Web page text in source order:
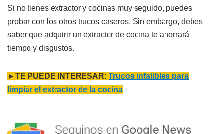
Si no tienes extractor y cocinas muy seguido, puedes
probar con los otros trucos caseros. Sin embargo, debes
saber que adquirir un extractor de cocina te ahorrará
tiempo y disgustos.
►TE PUEDE INTERESAR: Trucos infalibles para
limpiar el extractor de la cocina